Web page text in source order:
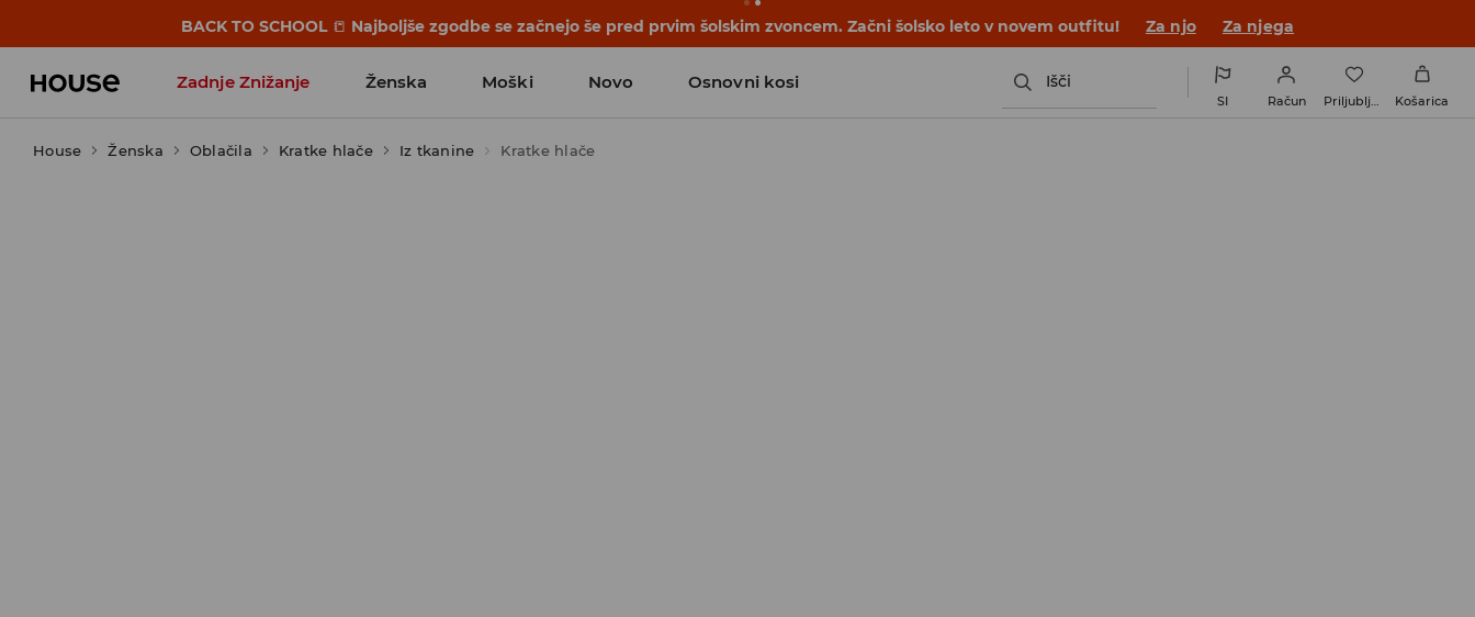
BACK TO SCHOOL 📒 Najboljše zgodbe se začnejo še pred prvim šolskim zvoncem. Začni šolsko leto v novem outfitu! Za njo Za njega
Zadnje Znižanje Ženska Moški Novo Osnovni kosi
Favoriti vplivnežev
Išči
SI Račun Priljubljene Košarica
House Ženska Oblačila Kratke hlače Iz tkanine Kratke hlače